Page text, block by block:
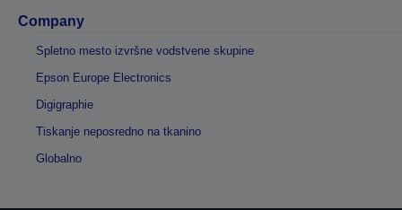
Company
Spletno mesto izvršne vodstvene skupine
Epson Europe Electronics
Digigraphie
Tiskanje neposredno na tkanino
Globalno